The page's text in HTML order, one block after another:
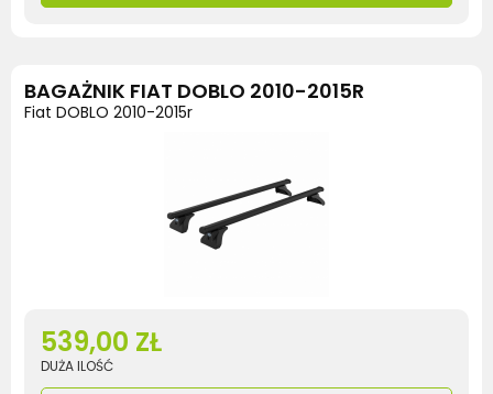
BAGAŻNIK FIAT DOBLO 2010-2015R
Fiat DOBLO 2010-2015r
539,00 ZŁ
DUŻA ILOŚĆ